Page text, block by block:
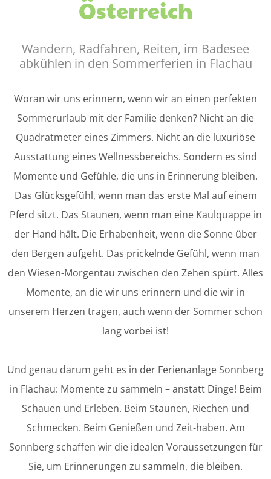
Wandern, Radfahren, Reiten, im Badesee
abkühlen in den Sommerferien in Flachau
Woran wir uns erinnern, wenn wir an einen perfekten
Sommerurlaub mit der Familie denken? Nicht an die
Quadratmeter eines Zimmers. Nicht an die luxuriöse
Ausstattung eines Wellnessbereichs. Sondern es sind
Momente und Gefühle, die uns in Erinnerung bleiben.
Das Glücksgefühl, wenn man das erste Mal auf einem
Pferd sitzt. Das Staunen, wenn man eine Kaulquappe in
der Hand hält. Die Erhabenheit, wenn die Sonne über
den Bergen aufgeht. Das prickelnde Gefühl, wenn man
den Wiesen-Morgentau zwischen den Zehen spürt. Alles
Momente, an die wir uns erinnern und die wir in
unserem Herzen tragen, auch wenn der Sommer schon
lang vorbei ist!
Und genau darum geht es in der Ferienanlage Sonnberg
in Flachau: Momente zu sammeln – anstatt Dinge! Beim
Schauen und Erleben. Beim Staunen, Riechen und
Schmecken. Beim Genießen und Zeit-haben. Am
Sonnberg schaffen wir die idealen Voraussetzungen für
Sie, um Erinnerungen zu sammeln, die bleiben.